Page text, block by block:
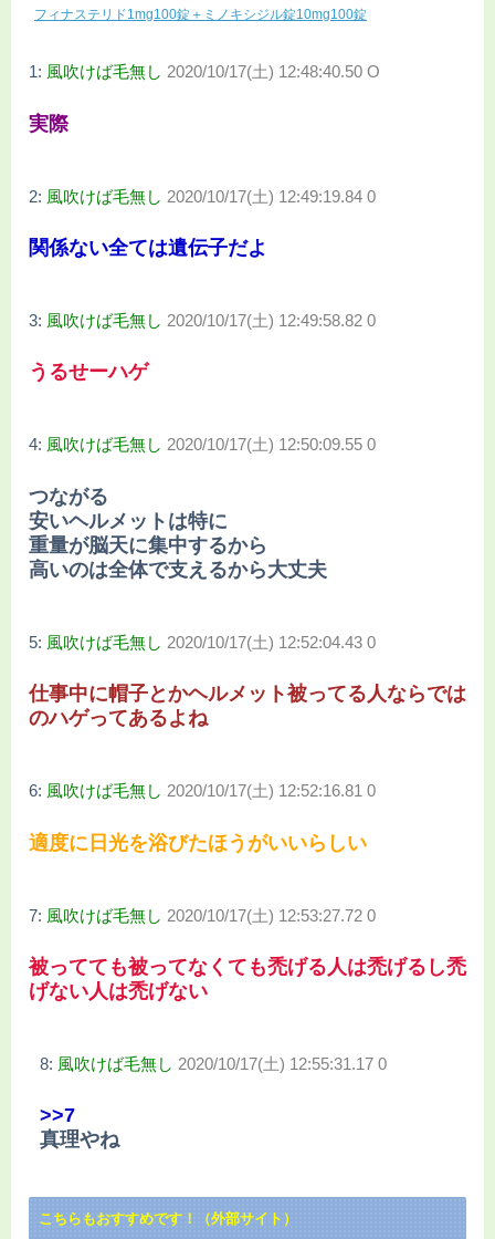
フィナステリド1mg100錠＋ミノキシジル錠10mg100錠
1: 風吹けば毛無し 2020/10/17(土) 12:48:40.50 O
実際
2: 風吹けば毛無し 2020/10/17(土) 12:49:19.84 0
関係ない全ては遺伝子だよ
3: 風吹けば毛無し 2020/10/17(土) 12:49:58.82 0
うるせーハゲ
4: 風吹けば毛無し 2020/10/17(土) 12:50:09.55 0
つながる
安いヘルメットは特に
重量が脳天に集中するから
高いのは全体で支えるから大丈夫
5: 風吹けば毛無し 2020/10/17(土) 12:52:04.43 0
仕事中に帽子とかヘルメット被ってる人ならでは
のハゲってあるよね
6: 風吹けば毛無し 2020/10/17(土) 12:52:16.81 0
適度に日光を浴びたほうがいいらしい
7: 風吹けば毛無し 2020/10/17(土) 12:53:27.72 0
被ってても被ってなくても禿げる人は禿げるし禿
げない人は禿げない
8: 風吹けば毛無し 2020/10/17(土) 12:55:31.17 0
>>7
真理やね
こちらもおすすめです！（外部サイト）